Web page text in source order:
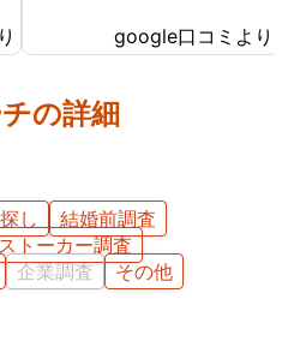
google口コミより
の詳細
し
結婚前調査
ストーカー調査
企業調査 その他